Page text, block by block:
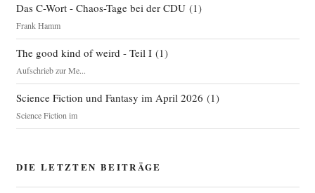
Das C-Wort - Chaos-Tage bei der CDU(1)
Frank Hamm
The good kind of weird - Teil I(1)
Aufschrieb zur Me...
Science Fiction und Fantasy im April 2026 (1)
Science Fiction im
DIE LETZTEN BEITRÄGE